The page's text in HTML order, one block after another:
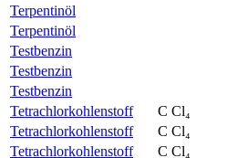
Terpentinöl
Terpentinöl
Testbenzin
Testbenzin
Testbenzin
Tetrachlorkohlenstoff
C Cl₄
Tetrachlorkohlenstoff
C Cl₄
Tetrachlorkohlenstoff
C Cl₄